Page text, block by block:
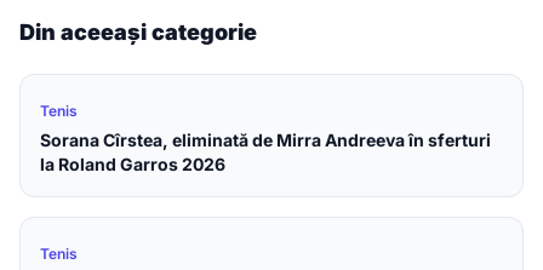
Din aceeași categorie
Tenis
Sorana Cîrstea, eliminată de Mirra Andreeva în sferturi
la Roland Garros 2026
Tenis